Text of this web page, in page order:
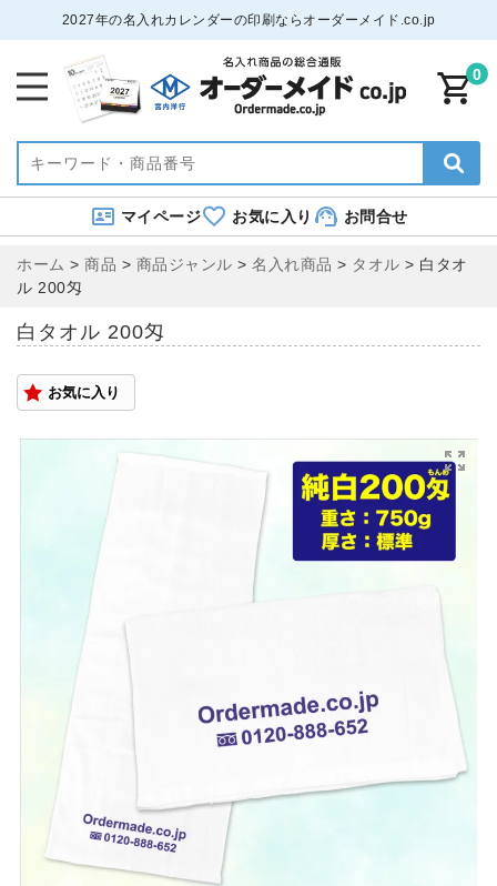
2027年の名入れカレンダーの印刷ならオーダーメイド.co.jp
0
マイページ お気に入り お問合せ
ホーム > 商品 > 商品ジャンル > 名入れ商品 > タオル > 白タオ
ル 200匁
白タオル 200匁
お気に入り